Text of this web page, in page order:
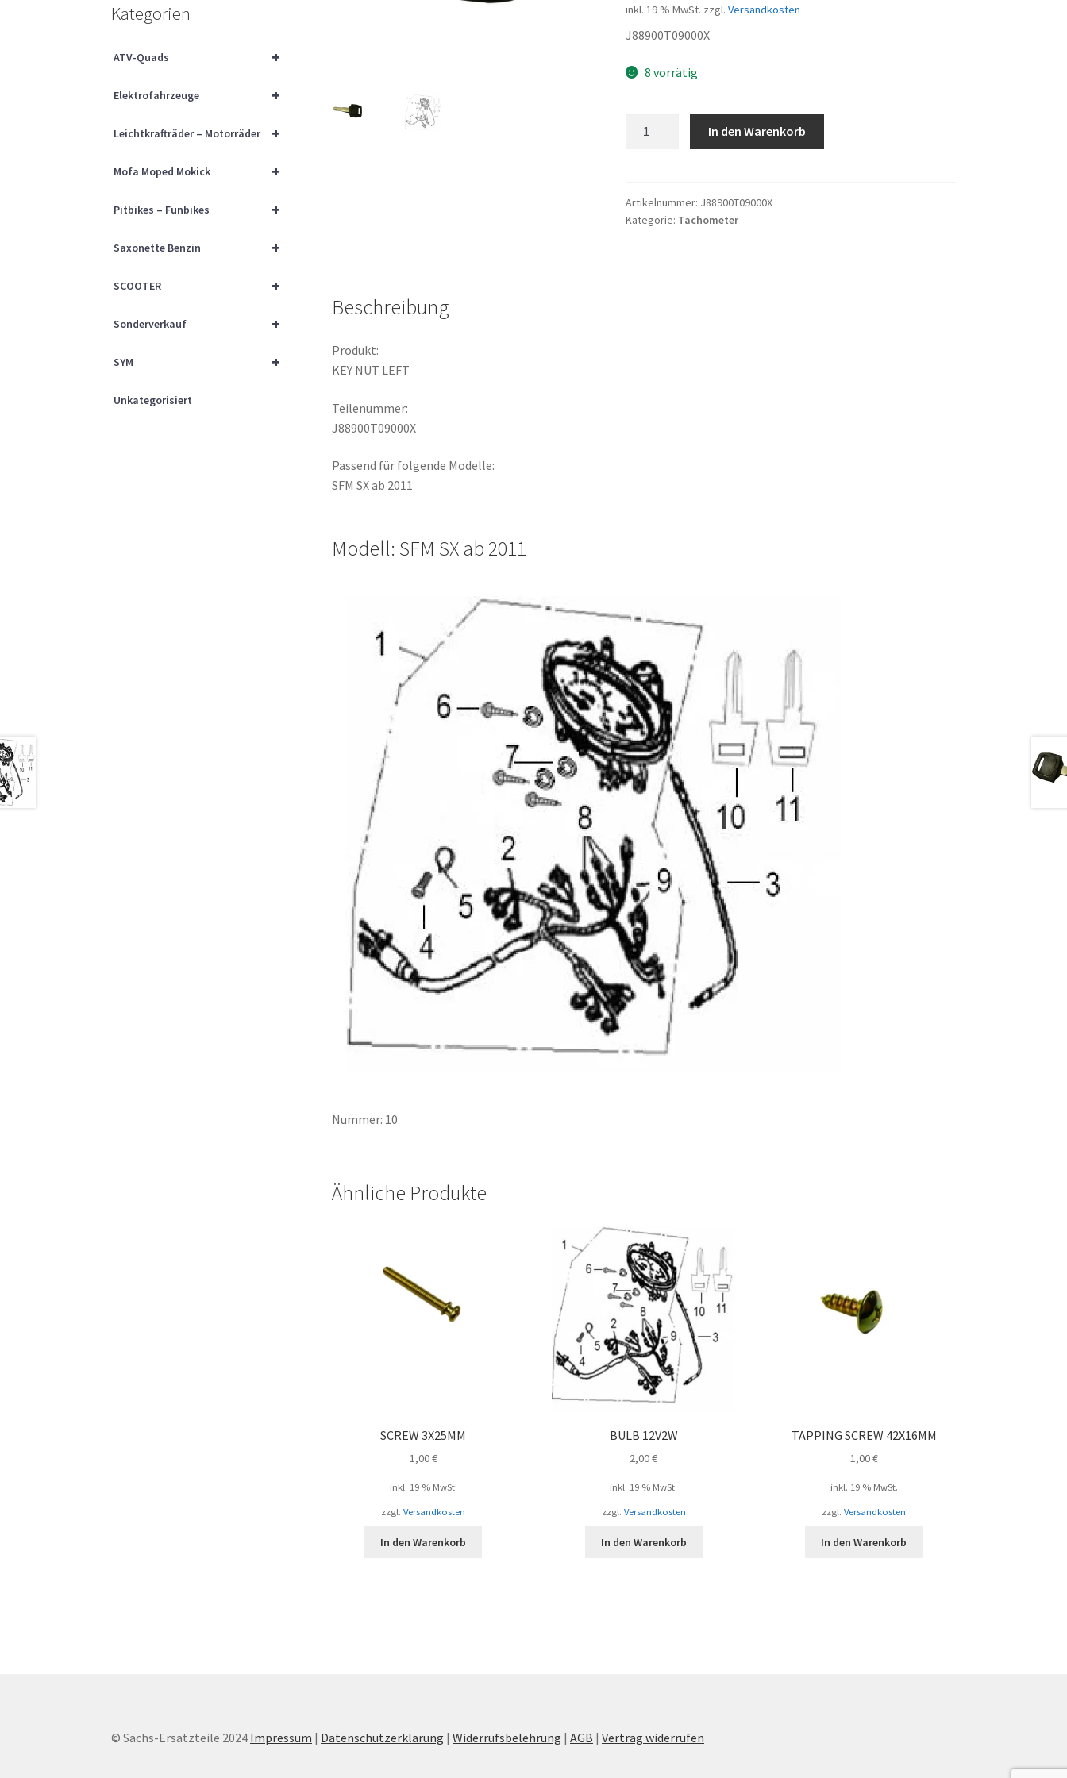
inkl. 19 % MwSt. zzgl. Versandkosten
J88900T09000X
8 vorrätig
In den Warenkorb
Artikelnummer: J88900T09000X
Kategorie: Tachometer
Beschreibung
Produkt:
KEY NUT LEFT
Teilenummer:
J88900T09000X
Passend für folgende Modelle:
SFM SX ab 2011
Modell: SFM SX ab 2011
Nummer: 10
Ähnliche Produkte
SCREW 3X25MM
1,00€
inkl. 19 % MwSt.
zzgl.Versandkosten
In den Warenkorb
BULB 12V2W
2,00€
inkl. 19 % MwSt.
zzgl. Versandkosten
In den Warenkorb
TAPPING SCREW 42X16MM
1,00€
inkl. 19 % MwSt.
zzgl.Versandkosten
In den Warenkorb
Kategorien
+
ATV-Quads
+
Elektrofahrzeuge
+
Leichtkrafträder – Motorräder
+
Mofa Moped Mokick
+
Pitbikes – Funbikes
+
Saxonette Benzin
+
SCOOTER
+
Sonderverkauf
+
SYM
Unkategorisiert
© Sachs-Ersatzteile 2024 Impressum | Datenschutzerklärung |Widerrufsbelehrung |AGB |Vertrag widerrufen